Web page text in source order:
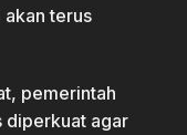
terus
pemerintah
diperkuat agar